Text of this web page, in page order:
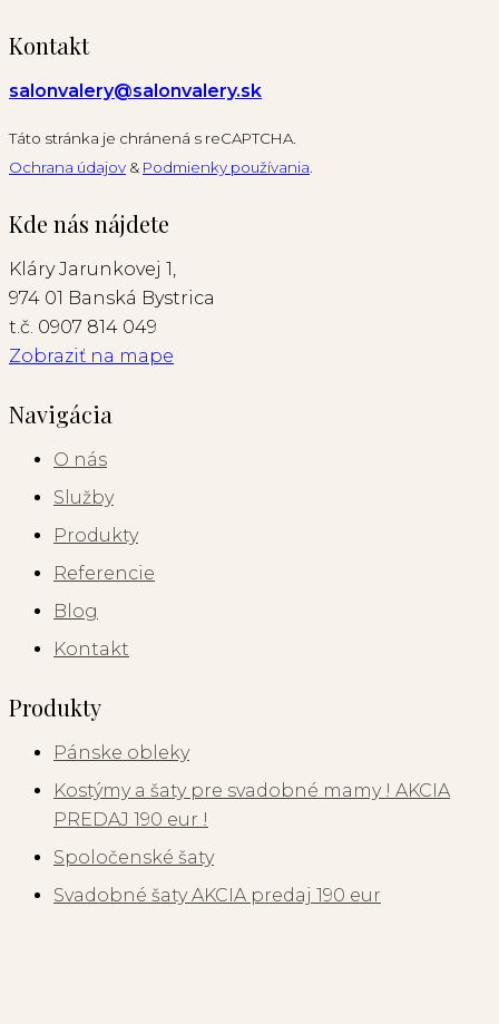
Kontakt
salonvalery@salonvalery.sk
Táto stránka je chránená s reCAPTCHA.
Ochrana údajov & Podmienky používania
Kde nás nájdete
Kláry Jarunkovej 1,
974 01 Banská Bystrica
t.č. 0907 814 049
Zobraziť na mape
Navigácia
O nás
Služby
Produkty
Referencie
Blog
Kontakt
Produkty
Pánske obleky
Kostýmy a šaty pre svadobné mamy ! AKCIA
PREDAJ 190 eur !
Spoločenské šaty
Svadobné šaty AKCIA predaj 190 eur